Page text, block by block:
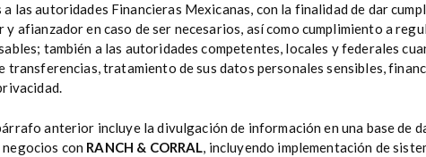
las autoridades Financieras Mexicanas, con la finalidad de dar
afianzador en caso de ser necesarios, así como cumplimiento a
también a las autoridades competentes, locales y federales
transferencias, tratamiento de sus datos personales sensibles,
anterior incluye la divulgación de información en una base de
con RANCH & CORRAL, incluyendo implementación de